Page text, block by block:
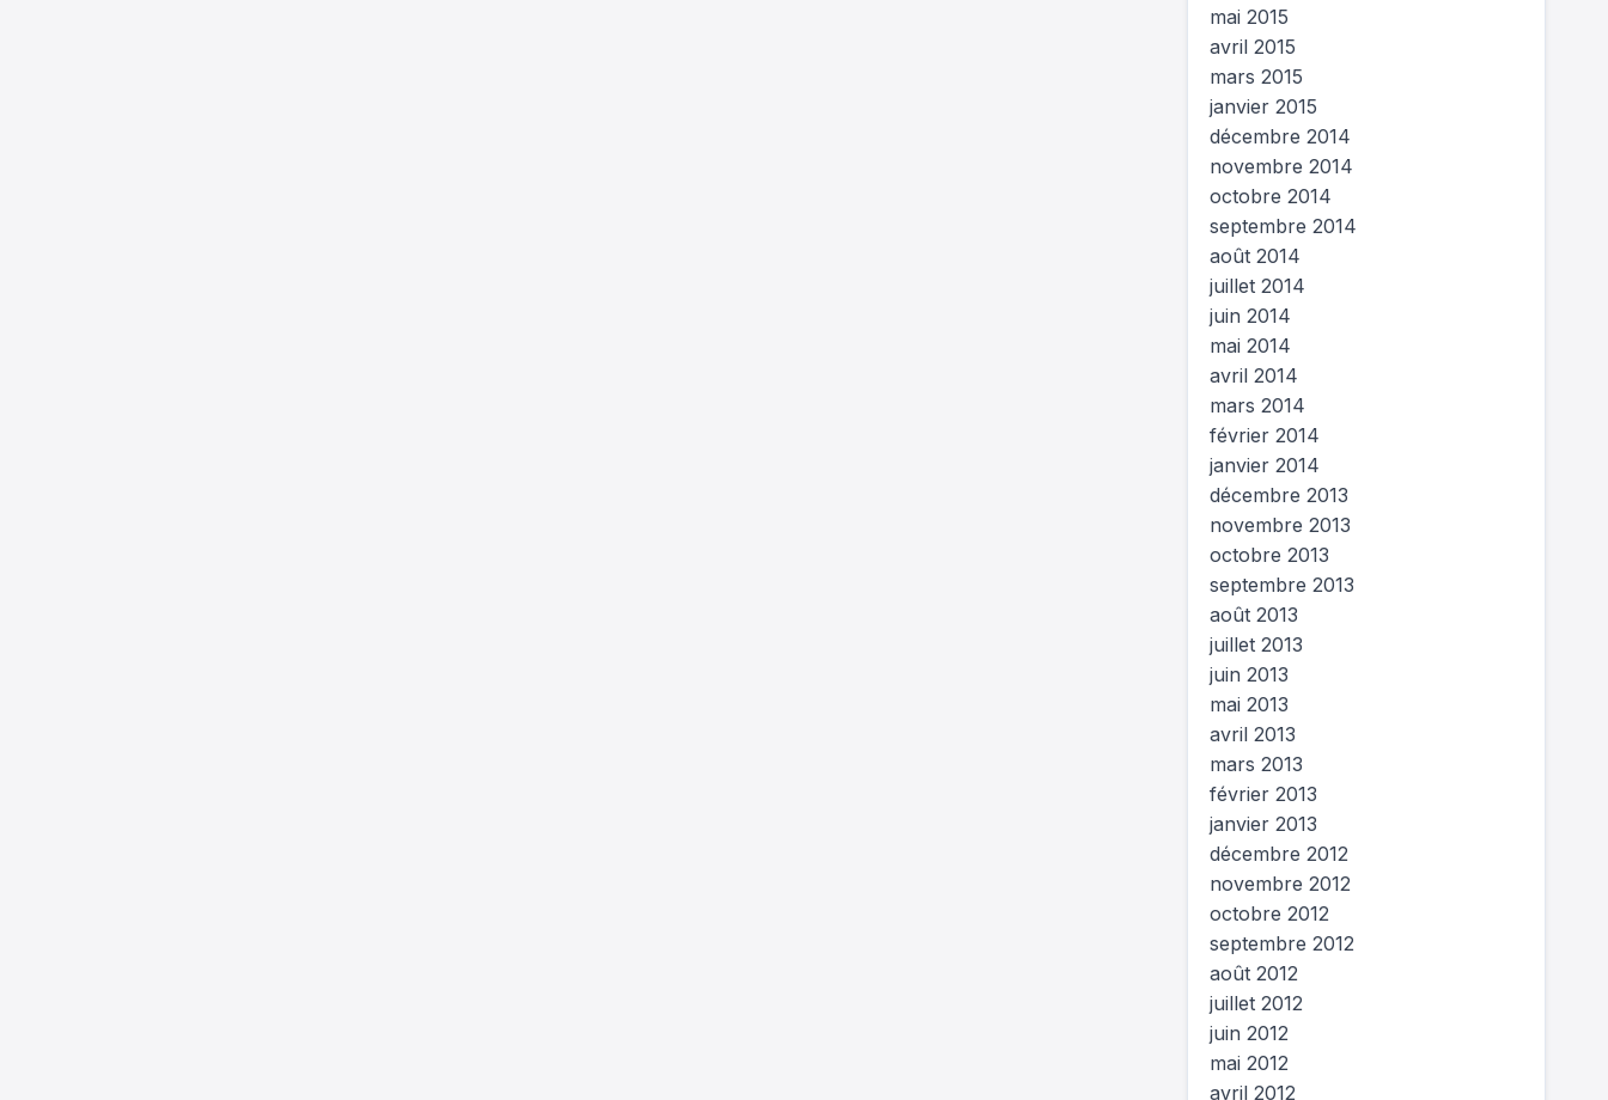
mai 2015
avril 2015
mars 2015
janvier 2015
décembre 2014
novembre 2014
octobre 2014
septembre 2014
août 2014
juillet 2014
juin 2014
mai 2014
avril 2014
mars 2014
février 2014
janvier 2014
décembre 2013
novembre 2013
octobre 2013
septembre 2013
août 2013
juillet 2013
juin 2013
mai 2013
avril 2013
mars 2013
février 2013
janvier 2013
décembre 2012
novembre 2012
octobre 2012
septembre 2012
août 2012
juillet 2012
juin 2012
mai 2012
avril 2012